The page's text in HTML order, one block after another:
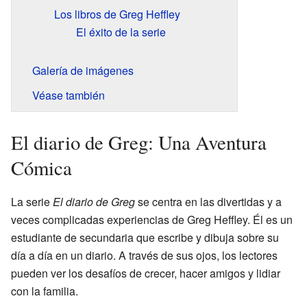
Los libros de Greg Heffley
El éxito de la serie
Galería de imágenes
Véase también
El diario de Greg: Una Aventura
Cómica
La serieEl diario de Gregse centra en las divertidas y a
veces complicadas experiencias de Greg Heffley. Él es un
estudiante de secundaria que escribe y dibuja sobre su
día a día en un diario. A través de sus ojos, los lectores
pueden ver los desafíos de crecer, hacer amigos y lidiar
con la familia.